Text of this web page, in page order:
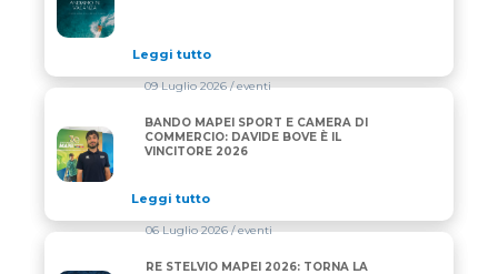
Leggi tutto
BANDO MAPEI SPORT E CAMERA DI COMMERCIO:
09 Luglio 2026/ eventi
BANDO MAPEI SPORT E CAMERA DI
COMMERCIO: DAVIDE BOVE È IL
VINCITORE 2026
Leggi tutto
06 Luglio 2026/ eventi
RE STELVIO MAPEI 2026: TORNA LA